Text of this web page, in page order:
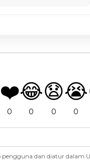
❤️
0
😂
0
😧
0
😭
0
dan diatur dalam